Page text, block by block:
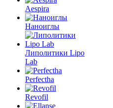
Aespira
Наноиглы
Липолитики Lipo
Lab
Perfectha
Revofil